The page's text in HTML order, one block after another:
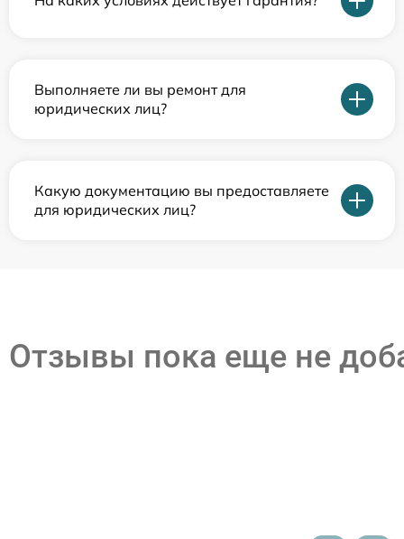
Выполняете ли вы ремонт для
юридических лиц?
Какую документацию вы предоставляете
для юридических лиц?
Отзывы пока еще не